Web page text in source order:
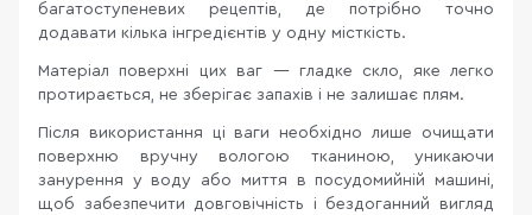
багатоступеневих рецептів, де потрібно точно
додавати кілька інгредієнтів у одну місткість.
Матеріал поверхні цих ваг — гладке скло, яке легко
протирається, не зберігає запахів і не залишає плям.
Після використання ці ваги необхідно лише очищати
поверхню вручну вологою тканиною, уникаючи
занурення у воду або миття в посудомийній машині,
щоб забезпечити довговічність і бездоганний вигляд